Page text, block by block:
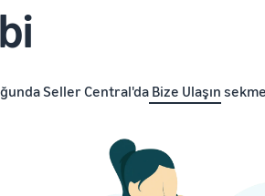
Seller Central'da Bize Ulaşın